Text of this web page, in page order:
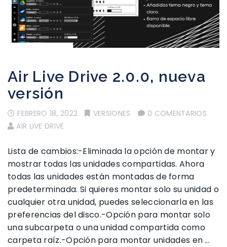
Air Live Drive 2.0.0, nueva
versión
FEBRERO 18, 2022 VERSIONES
0 COMENTARIOS
AIR LIVE DRIVE
Lista de cambios:-Eliminada la opción de montar y
mostrar todas las unidades compartidas. Ahora
todas las unidades están montadas de forma
predeterminada. Si quieres montar solo su unidad o
cualquier otra unidad, puedes seleccionarla en las
preferencias del disco.-Opción para montar solo
una subcarpeta o una unidad compartida como
carpeta raíz.-Opción para montar unidades en …